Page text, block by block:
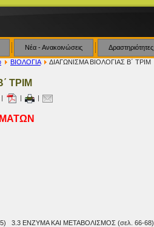
Νέα - Ανακοινώσεις Δραστηριότητες
ΒΙΟΛΟΓΙΑ ΔΙΑΓΩΝΙΣΜΑ ΒΙΟΛΟΓΙΑΣ Β΄ ΤΡΙΜ
ΤΡΙΜ
| |
3.3 ΕΝΖΥΜΑ ΚΑΙ ΜΕΤΑΒΟΛΙΣΜΟΣ (σελ. 66-68)